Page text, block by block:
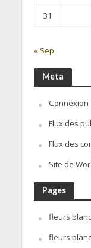
31
« Sep
Meta
Connexion
Flux des
Flux des
Site de
Pages
fleurs
fleurs